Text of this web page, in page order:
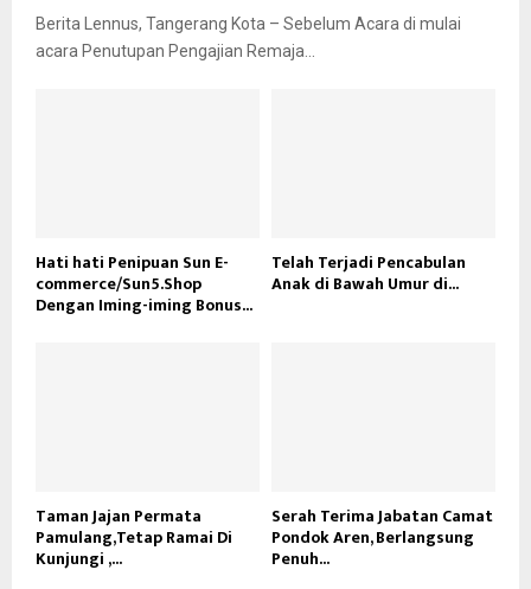
Berita Lennus, Tangerang Kota – Sebelum Acara di mulai
acara Penutupan Pengajian Remaja...
Hati hati Penipuan Sun E-
commerce/Sun5.Shop
Dengan Iming-iming Bonus...
Telah Terjadi Pencabulan
Anak di Bawah Umur di...
Taman Jajan Permata
Pamulang,Tetap Ramai Di
Kunjungi ,...
Serah Terima Jabatan Camat
Pondok Aren, Berlangsung
Penuh...